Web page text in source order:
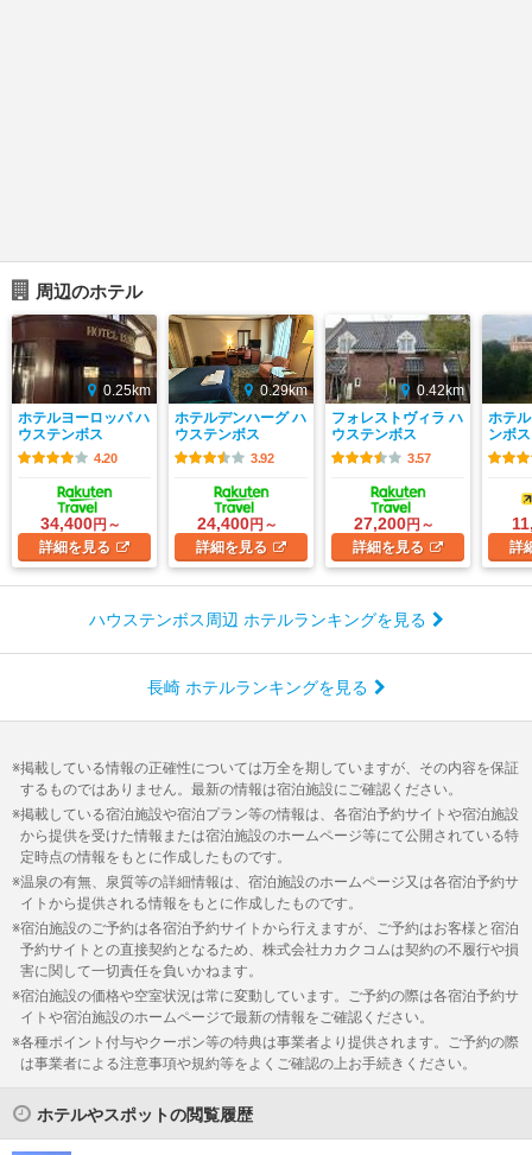
周辺のホテル
0.25km
ホテルヨーロッパ ハ
ウステンボス
4.20
34,400円～
詳細を見る
0.29km
ホテルデンハーグ ハ
ウステンボス
3.92
24,400円～
詳細を見る
0.42km
フォレストヴィラ ハ
ウステンボス
3.57
27,200円～
詳細を見る
ホテ
ンボス
詳
ハウステンボス周辺 ホテルランキングを見る
長崎 ホテルランキングを見る
掲載している情報の正確性については万全を期していますが、その内容を保証
するものではありません。最新の情報は宿泊施設にご確認ください。
掲載している宿泊施設や宿泊プラン等の情報は、各宿泊予約サイトや宿泊施設
から提供を受けた情報または宿泊施設のホームページ等にて公開されている特
定時点の情報をもとに作成したものです。
温泉の有無、泉質等の詳細情報は、宿泊施設のホームページ又は各宿泊予約サ
イトから提供される情報をもとに作成したものです。
宿泊施設のご予約は各宿泊予約サイトから行えますが、ご予約はお客様と宿泊
予約サイトとの直接契約となるため、株式会社カカクコムは契約の不履行や損
害に関して一切責任を負いかねます。
宿泊施設の価格や空室状況は常に変動しています。ご予約の際は各宿泊予約サ
イトや宿泊施設のホームページで最新の情報をご確認ください。
各種ポイント付与やクーポン等の特典は事業者より提供されます。ご予約の際
は事業者による注意事項や規約等をよくご確認の上お手続きください。
ホテルやスポットの閲覧履歴